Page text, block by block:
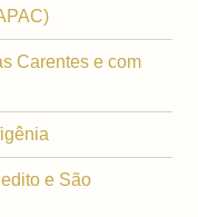
Carentes e com
e São